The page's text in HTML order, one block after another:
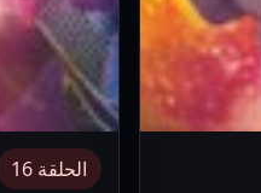
الحلقة 16